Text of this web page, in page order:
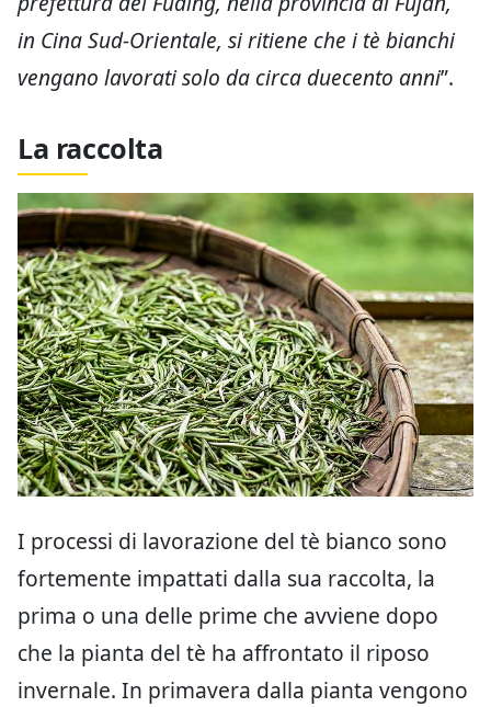
in Cina Sud-Orientale, si ritiene che i tè bianchi
vengano lavorati solo da circa duecento anni”.
La raccolta
I processi di lavorazione del tè bianco sono
fortemente impattati dalla sua raccolta, la
prima o una delle prime che avviene dopo
che la pianta del tè ha affrontato il riposo
invernale. In primavera dalla pianta vengono